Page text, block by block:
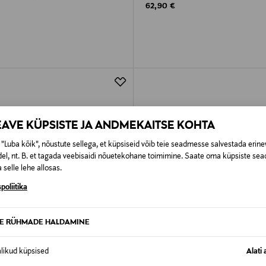
KÜPSISTE JA ANDMEKAITSE KOHTA
"Luba kõik", nõustute sellega, et küpsiseid võib teie seadmesse salvestada
nt. B. et tagada veebisaidi nõuetekohane toimimine. Saate oma küpsiste
selle lehe allosas.
RÜHMADE HALDAMINE
küpsised Alati
Original Price
62,90 €